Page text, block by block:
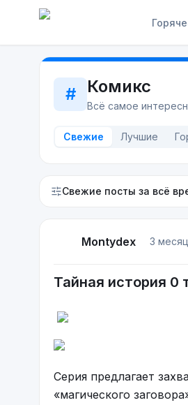
# Комикс
Всё самое
Свежие Лучшие
Свежие посты за всё
Montydex 3
Тайная история 0
Серия предлагает
«магического